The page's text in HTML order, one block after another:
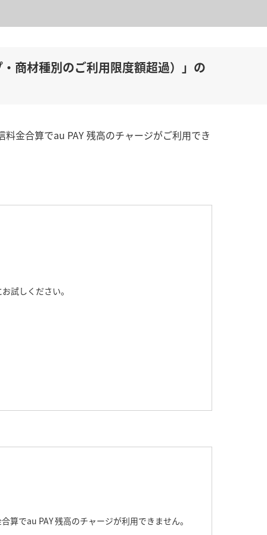
商材種別のご利用限度額超過）」の
金合算でau PAY 残高のチャージがご利用でき
試しください。
でau PAY 残高のチャージが利用できません。